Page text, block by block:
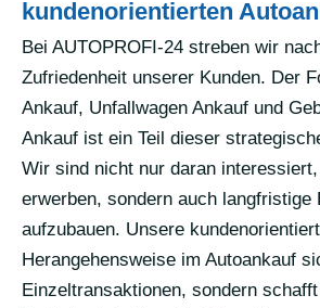
kundenorientierten
Bei AUTOPROFI-24 streben wir
Zufriedenheit unserer Kunden. Der
Ankauf, Unfallwagen Ankauf und
Ankauf ist ein Teil dieser
Wir sind nicht nur daran
erwerben, sondern auch langfristige
aufzubauen. Unsere
Herangehensweise im Autoankauf
Einzeltransaktionen, sondern